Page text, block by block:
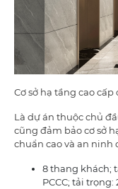
Cơ sở hạ tầng cao
Là dự án thuộc chủ
cũng đảm bảo cơ sở
chuẩn cao và an ninh
8 thang khách;
PCCC; tải